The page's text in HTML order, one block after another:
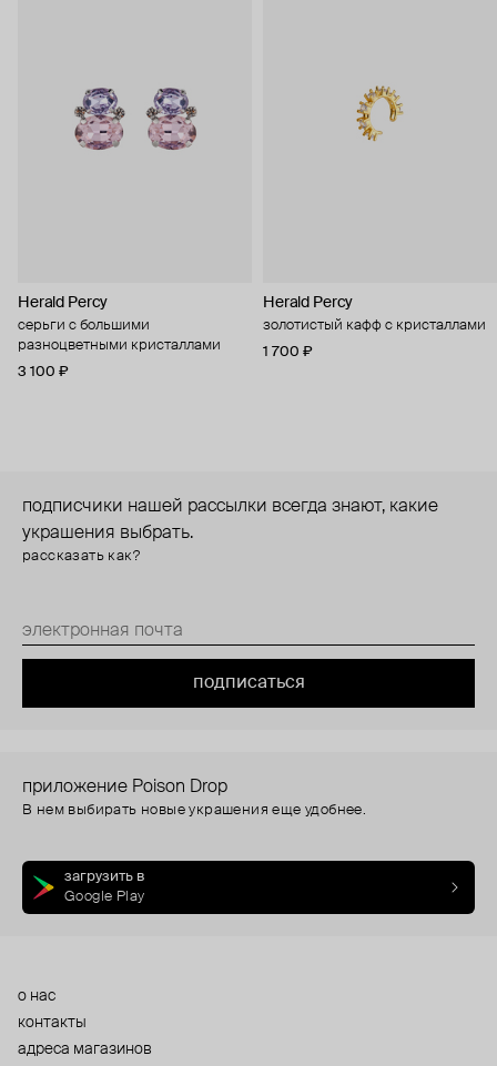
Herald Percy
серьги с большими
разноцветными кристаллами
3 100 ₽
Herald Percy
золотистый кафф с кристаллами
1 700 ₽
подписчики нашей рассылки всегда знают, какие
украшения выбрать.
рассказать как?
подписаться
приложение Poison Drop
В нем выбирать новые украшения еще удобнее.
загрузить в
Google Play
о нас
контакты
адреса магазинов